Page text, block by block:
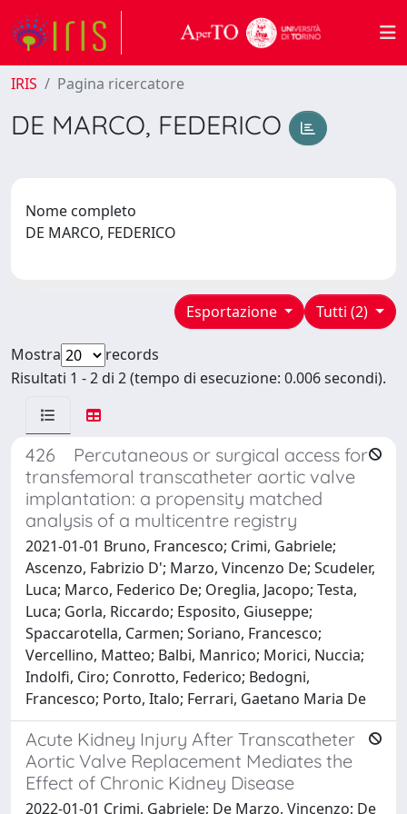
IRIS Pagina ricercatore
DE MARCO, FEDERICO
Nome completo
DE MARCO, FEDERICO
Tutti (2)
Esportazione
Mostra
records
Risultati 1 - 2 di 2 (tempo di esecuzione: 0.006 secondi).
426 Percutaneous or surgical access for
transfemoral transcatheter aortic valve
implantation: a propensity matched
analysis of a multicentre registry
2021-01-01 Bruno, Francesco; Crimi, Gabriele;
Ascenzo, Fabrizio D'; Marzo, Vincenzo De; Scudeler,
Luca; Marco, Federico De; Oreglia, Jacopo; Testa,
Luca; Gorla, Riccardo; Esposito, Giuseppe;
Spaccarotella, Carmen; Soriano, Francesco;
Vercellino, Matteo; Balbi, Manrico; Morici, Nuccia;
Indolfi, Ciro; Conrotto, Federico; Bedogni,
Francesco; Porto, Italo; Ferrari, Gaetano Maria De
Acute Kidney Injury After Transcatheter
Aortic Valve Replacement Mediates the
Effect of Chronic Kidney Disease
2022-01-01 Crimi, Gabriele; De Marzo, Vincenzo; De